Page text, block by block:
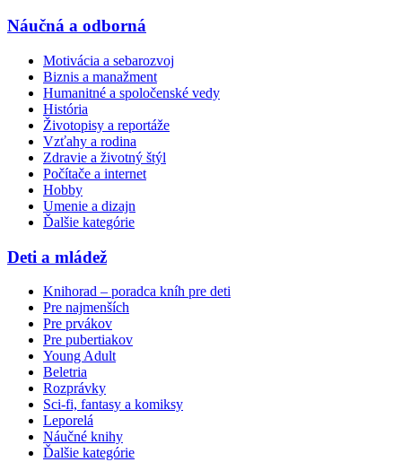
Náučná a odborná
Motivácia a sebarozvoj
Biznis a manažment
Humanitné a spoločenské vedy
História
Životopisy a reportáže
Vzťahy a rodina
Zdravie a životný štýl
Počítače a internet
Hobby
Umenie a dizajn
Ďalšie kategórie
Deti a mládež
Knihorad – poradca kníh pre deti
Pre najmenších
Pre prvákov
Pre pubertiakov
Young Adult
Beletria
Rozprávky
Sci-fi, fantasy a komiksy
Leporelá
Náučné knihy
Ďalšie kategórie